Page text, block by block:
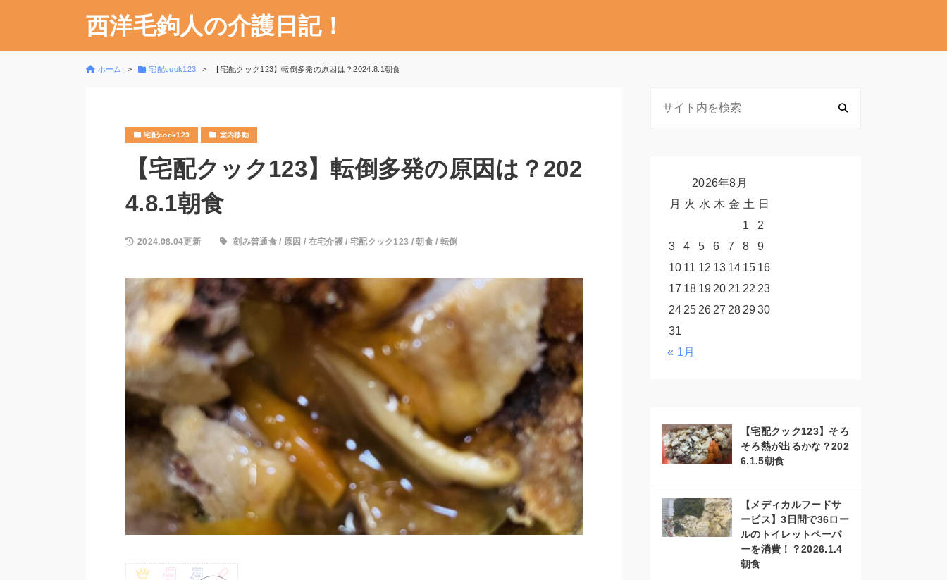
西洋毛鉤人の介護日記！
ホーム 宅配cook123 【宅配クック123】転倒多発の原因は？2024.8.1朝食
宅配cook123 室内移動
【宅配クック123】転倒多発の原因は？202
4.8.1朝食
2024.08.04更新 刻み普通食 / 原因 / 在宅介護/ 宅配クック123 /朝食 /転倒
2026年8月
月 火 水 木 金 土 日
1
2
3
4 5 6 7 8
9
10 11 12 13 14 15 16
17 18 19 20 21 22 23
24 25 26 27 28 2930
31
« 1月
【宅配クック123】そろ
そろ熱が出るかな？202
6.1.5朝食
【メディカルフードサ
ービス】3日間で36ロー
ルのトイレットペーパ
ーを消費！？2026.1.4
朝食